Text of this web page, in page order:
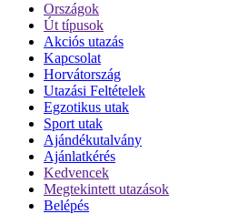
Országok
Út típusok
Akciós utazás
Kapcsolat
Horvátország
Utazási Feltételek
Egzotikus utak
Sport utak
Ajándékutalvány
Ajánlatkérés
Kedvencek
Megtekintett utazások
Belépés